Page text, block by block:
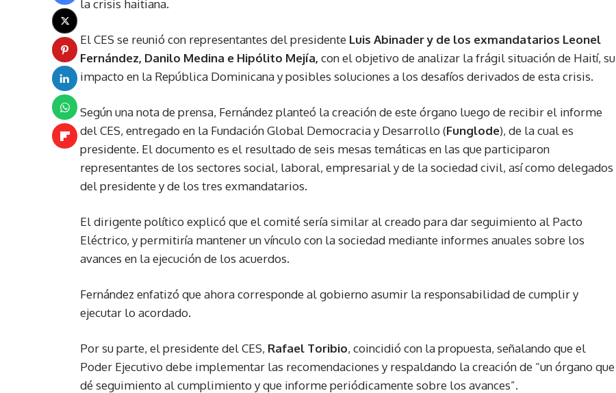
la crisis haitiana.
El CES se reunió con representantes del presidente Luis Abinader y de los exmandatarios Leonel
Fernández, Danilo Medina e Hipólito Mejía, con el objetivo de analizar la frágil situación de Haití, su
impacto en la República Dominicana y posibles soluciones a los desafíos derivados de esta crisis.
Según una nota de prensa, Fernández planteó la creación de este órgano luego de recibir el informe
del CES, entregado en la Fundación Global Democracia y Desarrollo (Funglode), de la cual es
presidente. El documento es el resultado de seis mesas temáticas en las que participaron
representantes de los sectores social, laboral, empresarial y de la sociedad civil, así como delegados
del presidente y de los tres exmandatarios.
El dirigente político explicó que el comité sería similar al creado para dar seguimiento al Pacto
Eléctrico, y permitiría mantener un vínculo con la sociedad mediante informes anuales sobre los
avances en la ejecución de los acuerdos.
Fernández enfatizó que ahora corresponde al gobierno asumir la responsabilidad de cumplir y
ejecutar lo acordado.
Por su parte, el presidente del CES, Rafael Toribio, coincidió con la propuesta, señalando que el
Poder Ejecutivo debe implementar las recomendaciones y respaldando la creación de “un órgano que
dé seguimiento al cumplimiento y que informe periódicamente sobre los avances”.